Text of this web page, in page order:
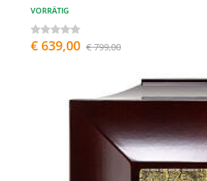
VORRÄTIG
€ 639,00 € 799,00